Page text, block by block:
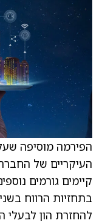
הפירמה מוסיפה
העיקריים של החברה
קיימים גורמים
בתחזיות הרווח
להחזרת הון לבעלי